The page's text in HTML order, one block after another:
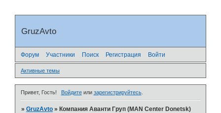
GruzAvto
Форум Участники Поиск Регистрация Войти
Активные темы
Привет, Гость! Войдитеили зарегистрируйтесь.
»GruzAvto »Компания Аванти Груп (MAN Center Donetsk)